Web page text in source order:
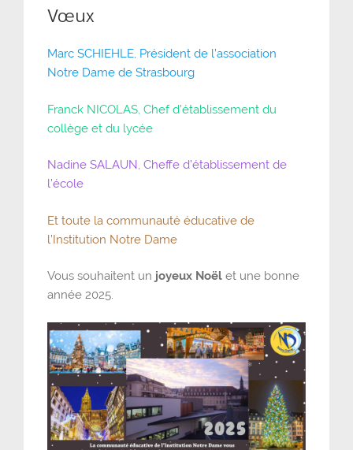
Vœux
Marc SCHIEHLE, Président de l’association
Notre Dame de Strasbourg
Franck NICOLAS, Chef d’établissement du
collège et du lycée
Nadine SALAUN, Cheffe d’établissement de
l’école
Et toute la communauté éducative de
l’Institution Notre Dame
Vous souhaitent un joyeux Noël et une bonne
année 2025.